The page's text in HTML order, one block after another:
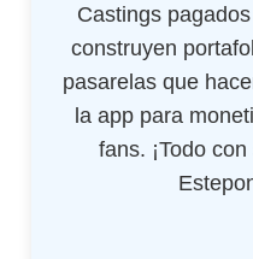
Castings
construyen
pasarelas que
la app para
fans. ¡Todo